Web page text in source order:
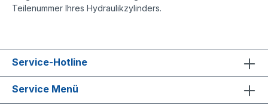
Teilenummer Ihres Hydraulikzylinders.
Service-Hotline
Service Menü